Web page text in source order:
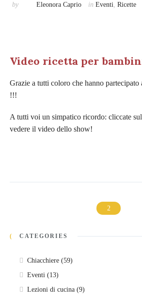
by Eleonora Caprio in Eventi Ricette
Video ricetta per
Grazie a tutti coloro che hanno partecipato
!!!
A tutti voi un simpatico ricordo: cliccate
vedere il video dello show!
CATEGORIES
Chiacchiere (59)
Eventi (13)
Lezioni di cucina (9)